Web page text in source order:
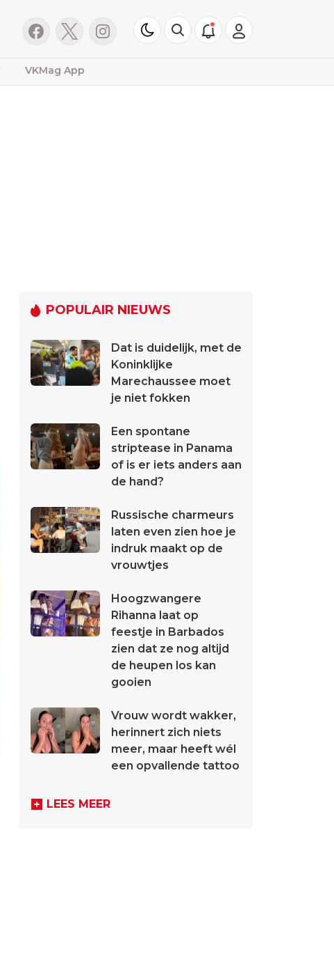
VKMag App
POPULAIR NIEUWS
Dat is duidelijk, met de
Koninklijke
Marechaussee moet
je niet fokken
Een spontane
striptease in Panama
of is er iets anders aan
de hand?
Russische charmeurs
laten even zien hoe je
indruk maakt op de
vrouwtjes
Hoogzwangere
Rihanna laat op
feestje in Barbados
zien dat ze nog altijd
de heupen los kan
gooien
Vrouw wordt wakker,
herinnert zich niets
meer, maar heeft wél
een opvallende tattoo
LEES MEER